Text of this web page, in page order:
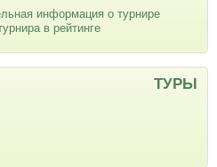
информация о турнире
в рейтинге
ТУРЫ